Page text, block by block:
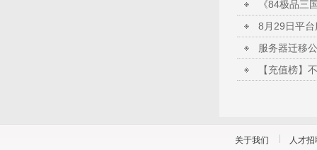
《84极品三
8月29日平
服务器迁移
【充值榜】
关于我们
人才招